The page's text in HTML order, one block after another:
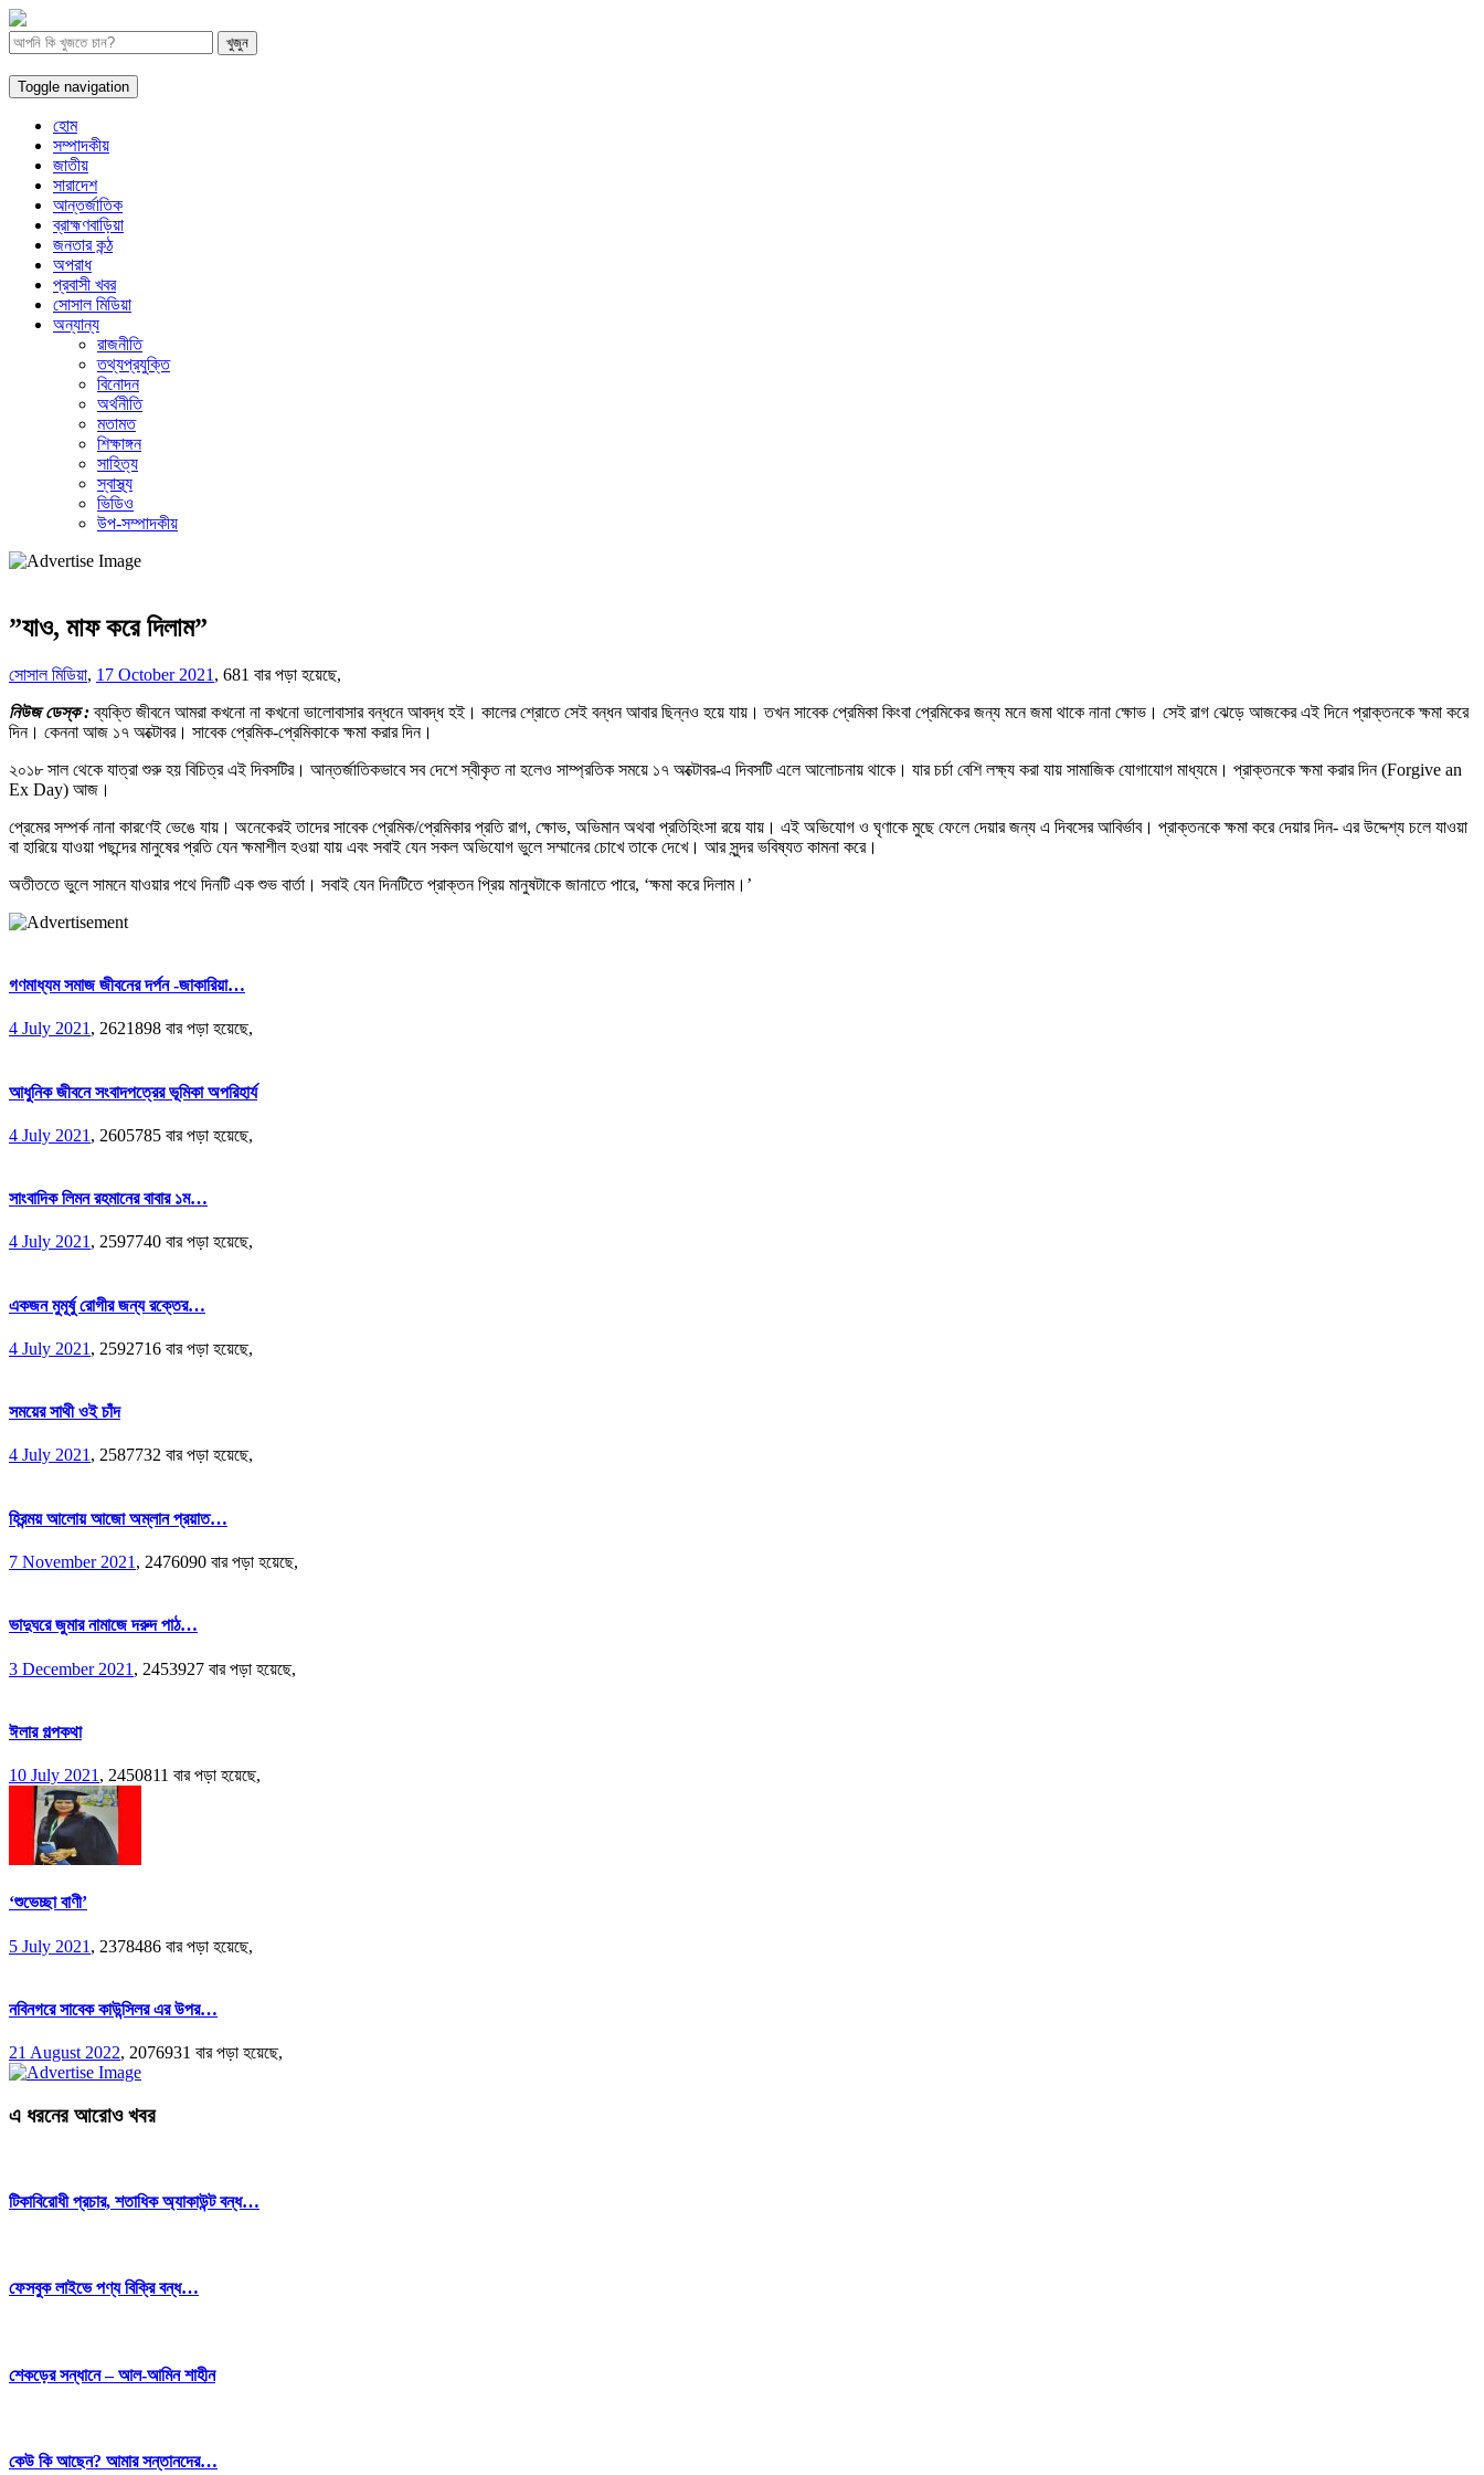
Toggle navigation
হোম
সম্পাদকীয়
জাতীয়
সারাদেশ
আন্তর্জাতিক
ব্রাহ্মণবাড়িয়া
জনতার কন্ঠ
অপরাধ
প্রবাসী খবর
সোসাল মিডিয়া
অন্যান্য
রাজনীতি
তথ্যপ্রযুক্তি
বিনোদন
অর্থনীতি
মতামত
শিক্ষাঙ্গন
সাহিত্য
স্বাস্থ্য
ভিডিও
উপ-সম্পাদকীয়
”যাও, মাফ করে দিলাম”
সোসাল মিডিয়া, 17 October 2021 , 681 বার পড়া হয়েছে,
নিউজ ডেস্ক :ব্যক্তি জীবনে আমরা কখনো না কখনো ভালোবাসার বন্ধনে আবদ্ধ হই। কালের শ্রোতে সেই বন্ধন আবার ছিন্নও হয়ে যায়। তখন সাবেক প্রেমিকা কিংবা প্রেমিকের জন্য মনে জমা থাকে নানা ক্ষোভ। সেই রাগ ঝেড়ে আজকের এই দিনে প্রাক্তনকে ক্ষমা করে
দিন। কেননা আজ ১৭ অক্টোবর। সাবেক প্রেমিক-প্রেমিকাকে ক্ষমা করার দিন।
২০১৮ সাল থেকে যাত্রা শুরু হয় বিচিত্র এই দিবসটির। আন্তর্জাতিকভাবে সব দেশে স্বীকৃত না হলেও সাম্প্রতিক সময়ে ১৭ অক্টোবর-এ দিবসটি এলে আলোচনায় থাকে। যার চর্চা বেশি লক্ষ্য করা যায় সামাজিক যোগাযোগ মাধ্যমে। প্রাক্তনকে ক্ষমা করার দিন (Forgive an
Ex Day) আজ।
প্রেমের সম্পর্ক নানা কারণেই ভেঙে যায়। অনেকেরই তাদের সাবেক প্রেমিক/প্রেমিকার প্রতি রাগ, ক্ষোভ, অভিমান অথবা প্রতিহিংসা রয়ে যায়। এই অভিযোগ ও ঘৃণাকে মুছে ফেলে দেয়ার জন্য এ দিবসের আবির্ভাব। প্রাক্তনকে ক্ষমা করে দেয়ার দিন- এর উদ্দেশ্য চলে যাওয়া
বা হারিয়ে যাওয়া পছন্দের মানুষের প্রতি যেন ক্ষমাশীল হওয়া যায় এবং সবাই যেন সকল অভিযোগ ভুলে সম্মানের চোখে তাকে দেখে। আর সুন্দর ভবিষ্যত কামনা করে।
অতীততে ভুলে সামনে যাওয়ার পথে দিনটি এক শুভ বার্তা। সবাই যেন দিনটিতে প্রাক্তন প্রিয় মানুষটাকে জানাতে পারে, ‘ক্ষমা করে দিলাম।’
গণমাধ্যম সমাজ জীবনের দর্পন -জাকারিয়া…
4 July 2021 , 2621898 বার পড়া হয়েছে,
আধুনিক জীবনে সংবাদপত্রের ভূমিকা অপরিহার্য
4 July 2021 , 2605785 বার পড়া হয়েছে,
সাংবাদিক লিমন রহমানের বাবার ১ম…
4 July 2021, 2597740 বার পড়া হয়েছে,
একজন মুমূর্ষু রোগীর জন্য রক্তের…
4 July 2021 , 2592716 বার পড়া হয়েছে,
সময়ের সাথী ওই চাঁদ
4 July 2021, 2587732 বার পড়া হয়েছে,
হিরন্ময় আলোয় আজো অম্লান প্রয়াত…
7 November 2021 , 2476090 বার পড়া হয়েছে,
ভাদুঘরে জুমার নামাজে দরুদ পাঠ…
3 December 2021 , 2453927 বার পড়া হয়েছে,
ঈলার গল্পকথা
10 July 2021 , 2450811 বার পড়া হয়েছে,
‘শুভেচ্ছা বাণী’
5 July 2021 , 2378486 বার পড়া হয়েছে,
নবিনগরে সাবেক কাউন্সিলর এর উপর…
21 August 2022, 2076931 বার পড়া হয়েছে,
এ ধরনের আরোও খবর
টিকাবিরোধী প্রচার, শতাধিক অ্যাকাউন্ট বন্ধ…
ফেসবুক লাইভে পণ্য বিক্রি বন্ধ…
শেকড়ের সন্ধানে – আল-আমিন শাহীন
কেউ কি আছেন? আমার সন্তানদের…